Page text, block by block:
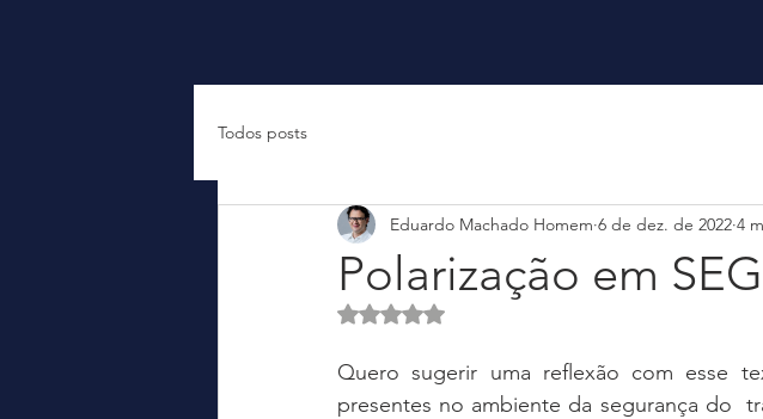
Todos posts
Polarização em
Eduardo Machado Homem 6 de dez. de 2022 4
Avaliado com NaN de 5 estrelas.
Quero sugerir uma reflexão com esse
presentes no ambiente da segurança do